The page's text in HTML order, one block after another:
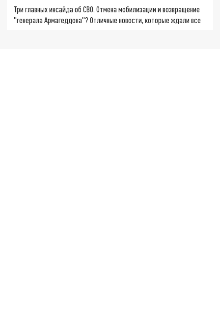
Три главных инсайда об СВО. Отмена мобилизации и возвращение
"генерала Армагеддона"? Отличные новости, которые ждали все